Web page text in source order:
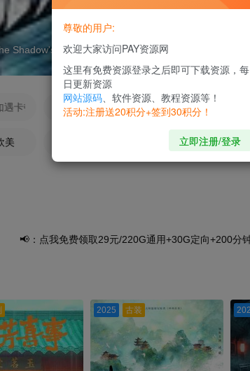
尊敬的用户:
欢迎大家访问PAY资源网
这里有免费资源登录之后即可下载资源，每
日更新资源
网站源码、软件资源、教程资源等！
活动:注册送20积分+签到30积分！
立即注册/登录